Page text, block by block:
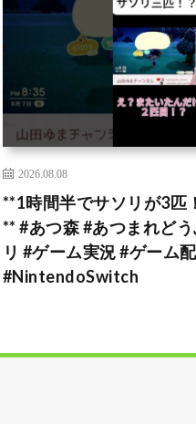
2026.08.08
**1時間半でサソリが3匹
** #あつ森 #あつまれど
リ #ゲーム実況 #ゲーム
#NintendoSwitch